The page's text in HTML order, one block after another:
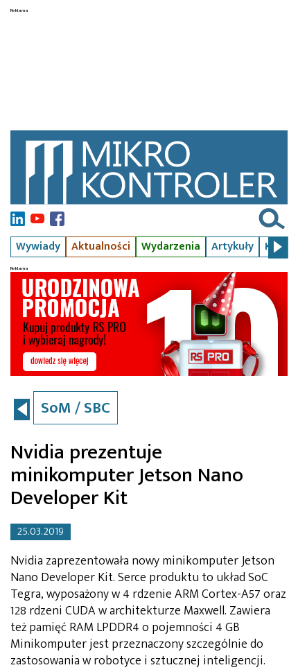
Wywiady Aktualności Wydarzenia Artykuły Kursy
SoM / SBC
Nvidia prezentuje
minikomputer Jetson Nano
Developer Kit
25.03.2019
Nvidia zaprezentowała nowy minikomputer Jetson
Nano Developer Kit. Serce produktu to układ SoC
Tegra, wyposażony w 4 rdzenie ARM Cortex-A57 oraz
128 rdzeni CUDA w architekturze Maxwell. Zawiera
też pamięć RAM LPDDR4 o pojemności 4 GB
Minikomputer jest przeznaczony szczególnie do
zastosowania w robotyce i sztucznej inteligencji.